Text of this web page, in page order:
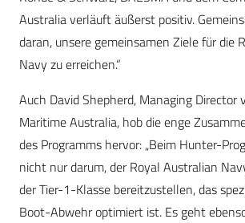
Australia verläuft äußerst positiv.
daran, unsere gemeinsamen Ziele für die
Navy zu erreichen.“
Auch David Shepherd, Managing Director
Maritime Australia, hob die enge
des Programms hervor: „Beim Hunter-
nicht nur darum, der Royal Australian
der Tier-1-Klasse bereitzustellen, das
Boot-Abwehr optimiert ist. Es geht